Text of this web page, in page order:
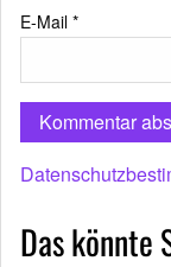
E-Mail *
Das könnte